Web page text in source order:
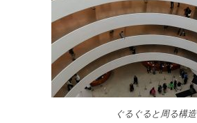
ぐるぐると周る構造